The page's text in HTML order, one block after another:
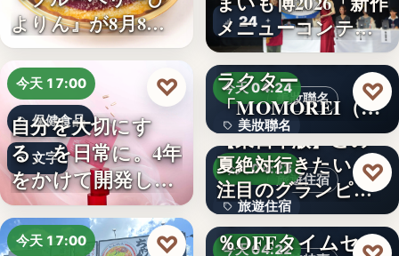
よりん』が8月8日
「ブル…
今天 17:00
保健食品
文字
自分を大切にす
る、を日常に。4年
をかけて開発した
女性のた…
♡
今天 17:00 ♡
24
メニューコンテス
ト…
美妝聯名
今天 04:24
美妝聯名
文字
韓国発の人気キャ
ラクター
「MOMOREI（モ
モレイ）」が…
♡
旅遊住宿
今天 04:23
旅遊住宿
10
【東日本版】この
夏絶対行きたい！
注目のグランピン
グ施設…
♡
今天 04:22
【アマゾン30
％OFFタイムセー